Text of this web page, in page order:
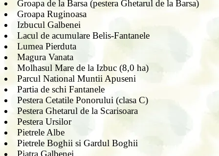
Groapa de la Barsa (pestera Ghetarul de la Barsa)
Groapa Ruginoasa
Izbucul Galbenei
Lacul de acumulare Belis-Fantanele
Lumea Pierduta
Magura Vanata
Molhasul Mare de la Izbuc (8,0 ha)
Parcul National Muntii Apuseni
Partia de schi Fantanele
Pestera Cetatile Ponorului (clasa C)
Pestera Ghetarul de la Scarisoara
Pestera Ursilor
Pietrele Albe
Pietrele Boghii si Gardul Boghii
Piatra Galbenei